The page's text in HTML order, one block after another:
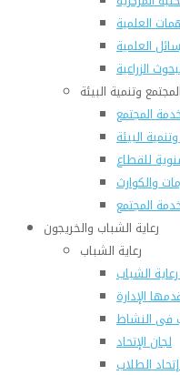
العلمية
العلمية
الزراعية
وتنمية البيئة
المجتمع
البيئة
للقطاع
والكوارث
المجتمع
رعاية الشباب والخريجون
رعاية الشباب
الشباب
الإدارة
فى النشاط
لجان الإتحاد
الطلاب